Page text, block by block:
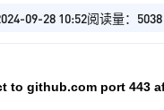
09-28 10:52阅读量：5038
to github.com port 443